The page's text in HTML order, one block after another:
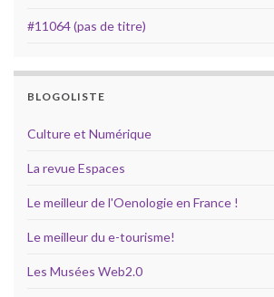
#11064 (pas de titre)
BLOGOLISTE
Culture et Numérique
La revue Espaces
Le meilleur de l'Oenologie en France !
Le meilleur du e-tourisme!
Les Musées Web2.0